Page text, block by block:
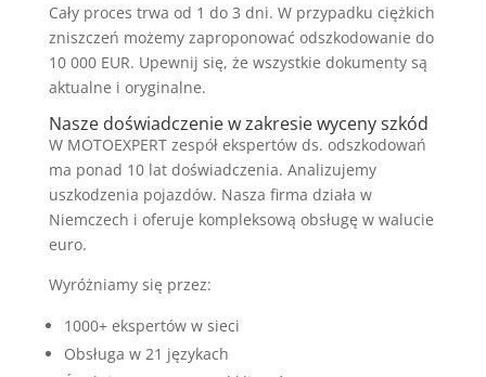
Cały proces trwa od 1 do 3 dni. W przypadku ciężkich
zniszczeń możemy zaproponować odszkodowanie do
10 000 EUR. Upewnij się, że wszystkie dokumenty są
aktualne i oryginalne.
Nasze doświadczenie w zakresie wyceny szkód
W MOTOEXPERT zespół ekspertów ds. odszkodowań
ma ponad 10 lat doświadczenia. Analizujemy
uszkodzenia pojazdów. Nasza firma działa w
Niemczech i oferuje kompleksową obsługę w walucie
euro.
Wyróżniamy się przez:
1000+ ekspertów w sieci
Obsługa w 21 językach